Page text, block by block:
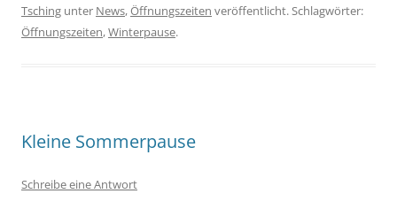
Tsching unter News,Öffnungszeiten veröffentlicht. Schlagwörter:
Öffnungszeiten,Winterpause.
Kleine Sommerpause
Schreibe eine Antwort